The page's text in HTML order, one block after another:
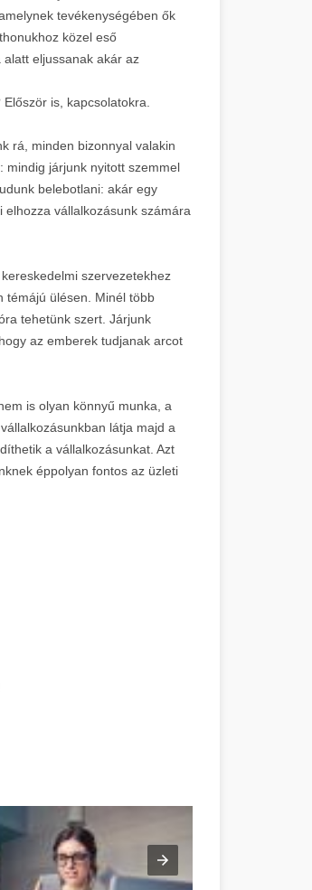
tevékenységében ők
közel eső
eljussanak akár az
is, kapcsolatokra.
rá, minden bizonnyal valakin
mindig járjunk nyitott szemmel
belebotlani: akár egy
vállalkozásunk számára
szervezetekhez
témájú ülésen. Minél több
tehetünk szert. Járjunk
az emberek tudjanak arcot
is olyan könnyű munka, a
látja majd a
a vállalkozásunkat. Azt
éppolyan fontos az üzleti